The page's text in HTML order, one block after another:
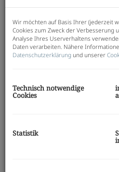
Zur Vermietung gelangt diese
Wir möchten auf Basis Ihrer (jederzeit
Cookies zum Zweck der Verbesserung
Analyse Ihres Userverhaltens
Daten verarbeiten. Nähere
Datenschutzerklärung und unserer
Technisch notwendige
Cookies
Statistik